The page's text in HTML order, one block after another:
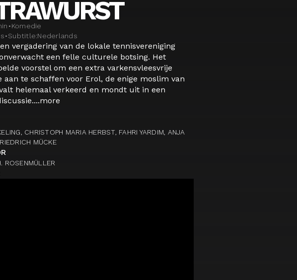
•Komedie
•Subtitle:Nederlands
vergadering van de lokale tennisvereniging
een felle culturele botsing. Het
voorstel om een extra varkensvleesvrije
aan te schaffen voor Erol, de enige moslim van
helemaal verkeerd en mondt uit in een
more
CHRISTOPH MARIA HERBST, FAHRI YARDIM, ANJA
MÜCKE
ROSENMÜLLER